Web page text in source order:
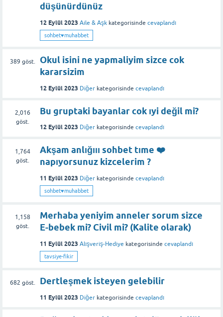
düşünürdünüz
12 Eylül 2023 Aile & Aşk kategorisinde cevaplandı
sohbet♥️muhabbet
389 göst.
Okul isini ne yapmaliyim sizce cok
kararsizim
12 Eylül 2023 Diğer kategorisinde cevaplandı
2,016
göst.
Bu gruptaki bayanlar cok ıyi değil mi?
12 Eylül 2023 Diğer kategorisinde cevaplandı
1,764
göst.
Akşam anlığııı sohbet tıme ❤️
napıyorsunuz kizcelerim ?
11 Eylül 2023 Diğer kategorisinde cevaplandı
sohbet♥️muhabbet
1,158
göst.
Merhaba yeniyim anneler sorum sizce
E-bebek mi? Civil mi? (Kalite olarak)
11 Eylül 2023 Alışveriş-Hediye kategorisinde cevaplandı
tavsiye-fikir
682 göst. Dertleşmek isteyen gelebilir
11 Eylül 2023 Diğer kategorisinde cevaplandı